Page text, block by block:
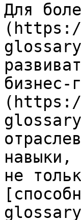
Для
бизнес-
навыки,
не